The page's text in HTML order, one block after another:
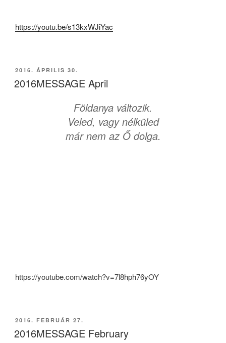
https://youtu.be/s13kxWJiYac
BEKÜLDVE:
2016. ÁPRILIS 30.
2016MESSAGE April
Földanya változik.
Veled, vagy nélküled
már nem az Ő dolga.
https://youtube.com/watch?v=7l8hph76yOY
BEKÜLDVE:
2016. FEBRUÁR 27.
2016MESSAGE February